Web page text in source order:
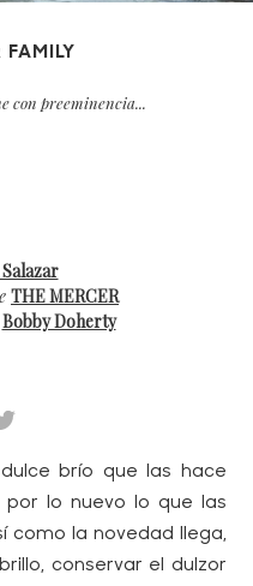
FAMILY
con preeminencia...
THE MERCER
Bobby Doherty
brío que las hace
por lo nuevo lo que las
como la novedad llega,
conservar el dulzor